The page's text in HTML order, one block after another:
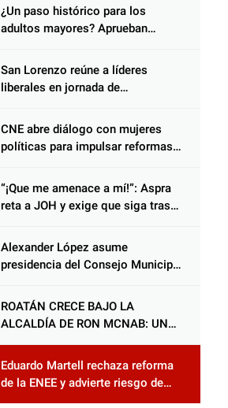
¿Un paso histórico para los
adultos mayores? Aprueban
Salomón Nazar para fortalecer su
protección en Honduras
San Lorenzo reúne a líderes
liberales en jornada de
CNE abre diálogo con mujeres
políticas para impulsar reformas
“¡Que me amenace a mí!”: Aspra
reta a JOH y exige que siga tras
Alexander López asume
presidencia del Consejo Municipal
Censo Nacional 2026
ROATÁN CRECE BAJO LA
ALCALDÍA DE RON MCNAB: UN
COMUNIDAD Y DEL PARTIDO
LIBERAL
Eduardo Martell rechaza reforma
de la ENEE y advierte riesgo de
privatización